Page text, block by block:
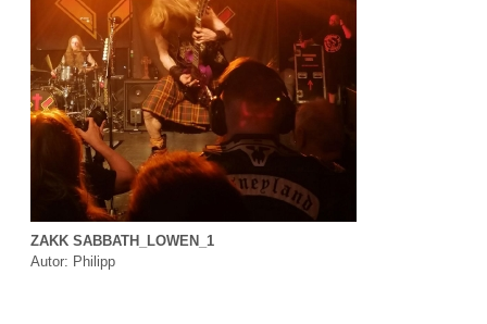
ZAKK SABBATH_LOWEN_1
Autor: Philipp